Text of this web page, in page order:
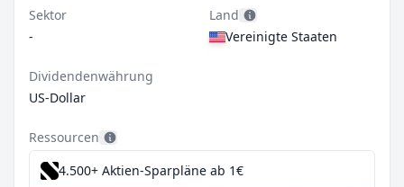
Sektor
-
Land
Vereinigte Staaten
Dividendenwährung
US-Dollar
Ressourcen
4.500+ Aktien-Sparpläne ab 1€